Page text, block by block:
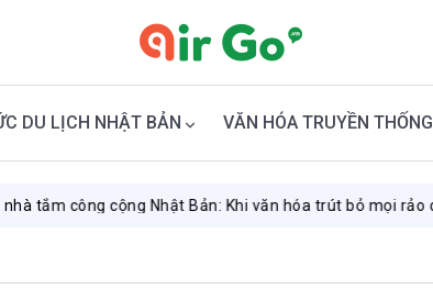
DU LỊCH NHẬT BẢN VĂN HÓA TRUYỀN
cộng Nhật Bản: Khi văn hóa trút bỏ mọi rảo cản